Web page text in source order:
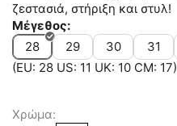
ζεστασιά, στήριξη και στυλ!
Μέγεθος:
28
29 30 31
(EU: 28 US: 11 UK: 10 CM: 17)
Χρώμα: